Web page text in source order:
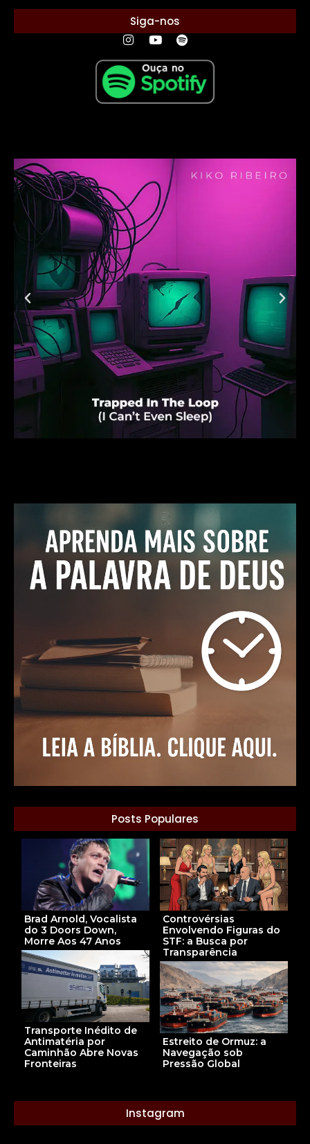
Siga-nos
Posts Populares
Brad Arnold, Vocalista
do 3 Doors Down,
Morre Aos 47 Anos
Controvérsias
Envolvendo Figuras do
STF: a Busca por
Transparência
Transporte Inédito de
Antimatéria por
Caminhão Abre Novas
Fronteiras
Estreito de Ormuz: a
Navegação sob
Pressão Global
Instagram